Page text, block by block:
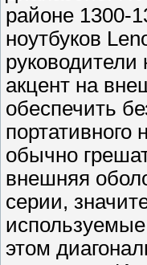
районе 1300-
ноутбуков
акцент на
обеспечить
портативного
обычно
внешняя
серии,
этом